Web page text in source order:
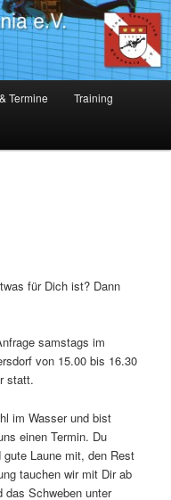
tauchen lernen Köln
Termine Training
für Dich ist? Dann
samstags im
von 15.00 bis 16.30
statt.
im Wasser und bist
einen Termin. Du
Laune mit, den Rest
tauchen wir mit Dir ab
das Schweben unter